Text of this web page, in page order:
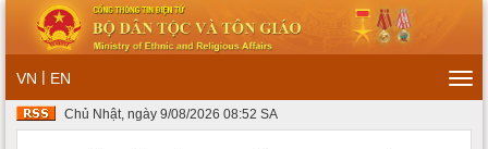
VN | EN
Chủ Nhật, ngày 9/08/2026 08:52 SA